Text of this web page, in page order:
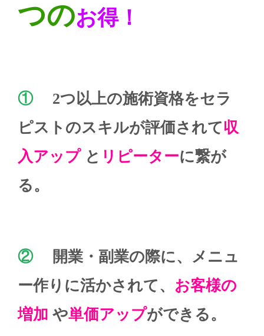
つのお得！
①
2つ以上の施術資格をセラ
ピストのスキルが評価されて収
入アップ と リピーターに繋が
る。
②
開業・副業の際に、メニュ
ー作りに活かされて、 お客様の
増加 や単価アップができる。